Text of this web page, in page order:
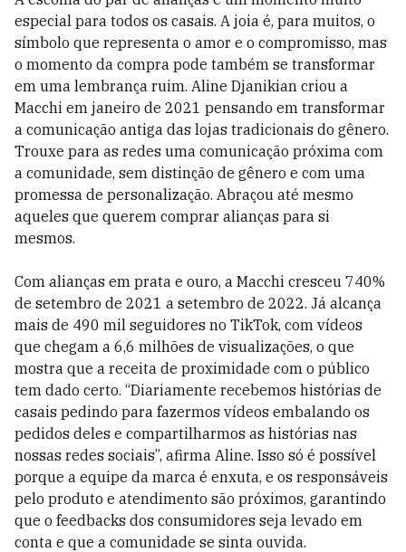
especial para todos os casais. A joia é, para muitos, o
símbolo que representa o amor e o compromisso, mas
o momento da compra pode também se transformar
em uma lembrança ruim. Aline Djanikian criou a
Macchi em janeiro de 2021 pensando em transformar
a comunicação antiga das lojas tradicionais do gênero.
Trouxe para as redes uma comunicação próxima com
a comunidade, sem distinção de gênero e com uma
promessa de personalização. Abraçou até mesmo
aqueles que querem comprar alianças para si
mesmos.
Com alianças em prata e ouro, a Macchi cresceu 740%
de setembro de 2021 a setembro de 2022. Já alcança
mais de 490 mil seguidores no TikTok, com vídeos
que chegam a 6,6 milhões de visualizações, o que
mostra que a receita de proximidade com o público
tem dado certo. “Diariamente recebemos histórias de
casais pedindo para fazermos vídeos embalando os
pedidos deles e compartilharmos as histórias nas
nossas redes sociais”, afirma Aline. Isso só é possível
porque a equipe da marca é enxuta, e os responsáveis
pelo produto e atendimento são próximos, garantindo
que o feedbacks dos consumidores seja levado em
conta e que a comunidade se sinta ouvida.